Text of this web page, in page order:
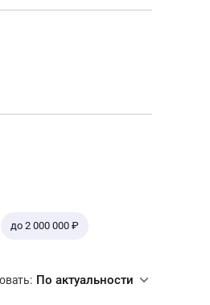
до 2 000 000 ₽
По актуальности